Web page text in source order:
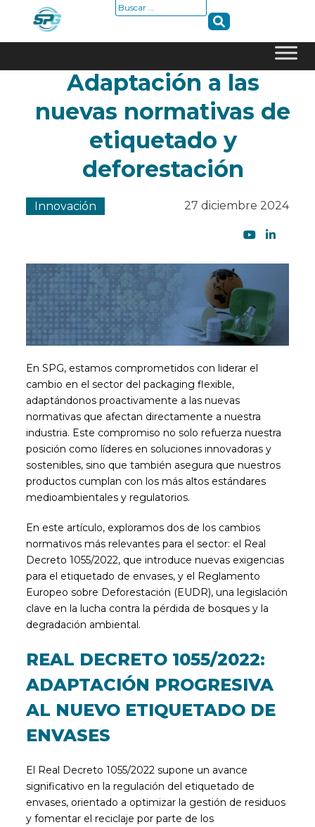
content
Buscar:
Adaptación a las
nuevas normativas de
etiquetado y
deforestación
Innovación 27 diciembre 2024
En SPG, estamos comprometidos con liderar el
cambio en el sector del packaging flexible,
adaptándonos proactivamente a las nuevas
normativas que afectan directamente a nuestra
industria. Este compromiso no solo refuerza nuestra
posición como líderes en soluciones innovadoras y
sostenibles, sino que también asegura que nuestros
productos cumplan con los más altos estándares
medioambientales y regulatorios.
En este artículo, exploramos dos de los cambios
normativos más relevantes para el sector: el Real
Decreto 1055/2022, que introduce nuevas exigencias
para el etiquetado de envases, y el Reglamento
Europeo sobre Deforestación (EUDR), una legislación
clave en la lucha contra la pérdida de bosques y la
degradación ambiental.
REAL DECRETO 1055/2022:
ADAPTACIÓN PROGRESIVA
AL NUEVO ETIQUETADO DE
ENVASES
El Real Decreto 1055/2022 supone un avance
significativo en la regulación del etiquetado de
envases, orientado a optimizar la gestión de residuos
y fomentar el reciclaje por parte de los